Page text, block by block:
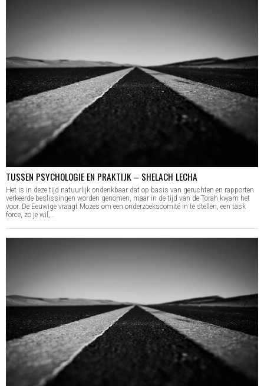
TUSSEN PSYCHOLOGIE EN PRAKTIJK – SHELACH LECHA
Het is in deze tijd natuurlijk ondenkbaar dat op basis van geruchten en rapporten
verkeerde beslissingen worden genomen, maar in de tijd van de Torah kwam het
voor. De Eeuwige vraagt Mozes om een onderzoekscomité in te stellen, een task
force, zo je wil,…